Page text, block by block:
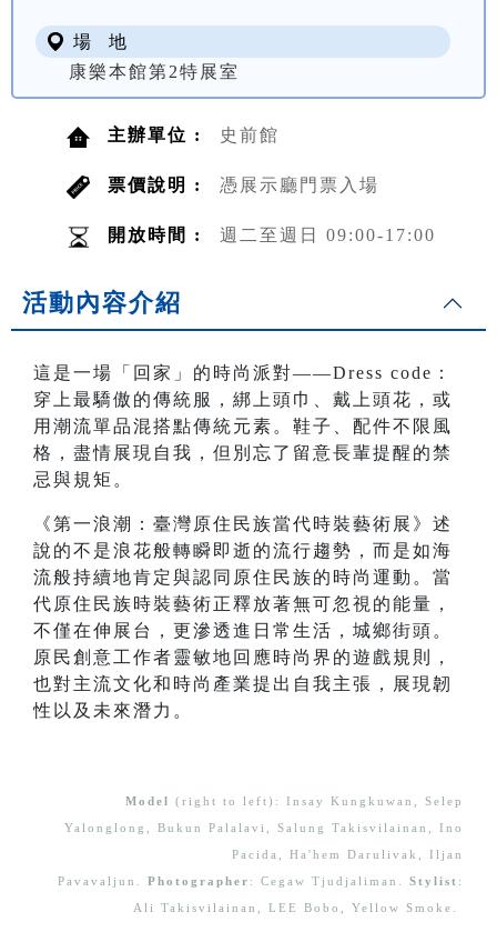
場 地
康樂本館第2特展室
主辦單位 : 史前館
票價說明 : 憑展示廳門票入場
開放時間 : 週二至週日 09:00-17:00
活動內容介紹
這是一場「回家」的時尚派對——Dress code：
穿上最驕傲的傳統服，綁上頭巾、戴上頭花，或
用潮流單品混搭點傳統元素。鞋子、配件不限風
格，盡情展現自我，但別忘了留意長輩提醒的禁
忌與規矩。
《第一浪潮：臺灣原住民族當代時裝藝術展》述
說的不是浪花般轉瞬即逝的流行趨勢，而是如海
流般持續地肯定與認同原住民族的時尚運動。當
代原住民族時裝藝術正釋放著無可忽視的能量，
不僅在伸展台，更滲透進日常生活，城鄉街頭。
原民創意工作者靈敏地回應時尚界的遊戲規則，
也對主流文化和時尚產業提出自我主張，展現韌
性以及未來潛力。
Model (right to left): Insay Kungkuwan, Selep
Yalonglong, Bukun Palalavi, Salung Takisvilainan, Ino
Pacida, Ha'hem Darulivak, Iljan
Pavavaljun. Photographer : Cegaw Tjudjaliman. Stylist :
Ali Takisvilainan, LEE Bobo, Yellow Smoke.